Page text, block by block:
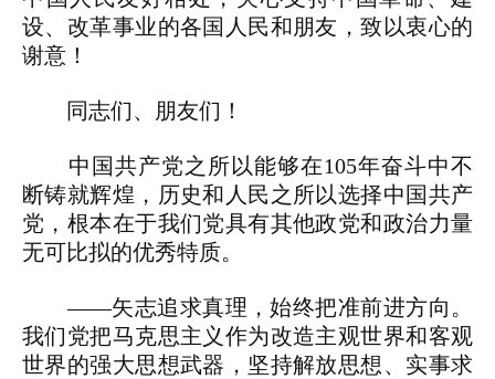
设、改革事业的各国人民和朋友，致以衷心的
谢意！
同志们、朋友们！
中国共产党之所以能够在105年奋斗中不
断铸就辉煌，历史和人民之所以选择中国共产
党，根本在于我们党具有其他政党和政治力量
无可比拟的优秀特质。
——矢志追求真理，始终把准前进方向。
我们党把马克思主义作为改造主观世界和客观
世界的强大思想武器，坚持解放思想、实事求